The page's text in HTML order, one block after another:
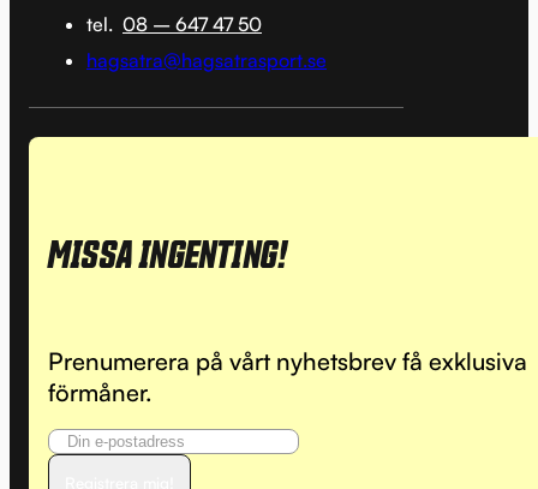
tel. 08 – 647 47 50
hagsatra@hagsatrasport.se
MISSA INGENTING!
Prenumerera på vårt nyhetsbrev få exklusiva
förmåner.